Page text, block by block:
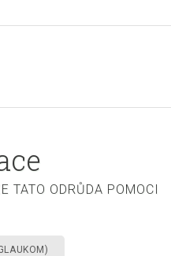
TATO ODRŮDA POMOCI